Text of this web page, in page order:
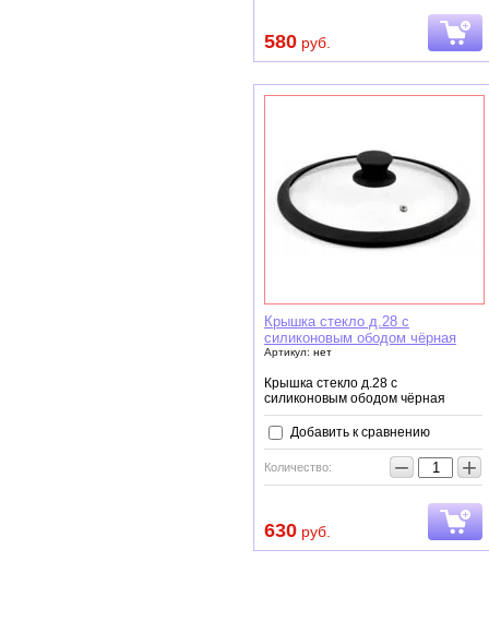
580 руб.
Крышка стекло д.28 с
силиконовым ободом чёрная
Артикул: нет
Крышка стекло д.28 с
силиконовым ободом чёрная
Добавить к сравнению
Количество: − +
630 руб.